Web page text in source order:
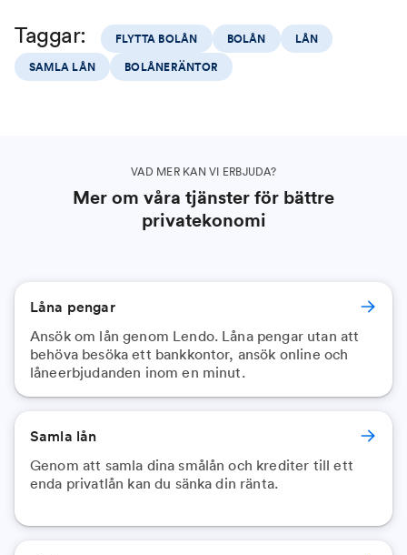
Taggar: FLYTTA BOLÅN BOLÅN LÅN
SAMLA LÅN BOLÅNERÄNTOR
VAD MER KAN VI ERBJUDA?
Mer om våra tjänster för bättre
privatekonomi
Låna pengar
Ansök om lån genom Lendo. Låna pengar utan att
behöva besöka ett bankkontor, ansök online och
låneerbjudanden inom en minut.
Samla lån
Genom att samla dina smålån och krediter till ett
enda privatlån kan du sänka din ränta.